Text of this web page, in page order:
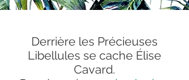
Derrière les Précieuses
Libellules se cache Élise
Cavard.